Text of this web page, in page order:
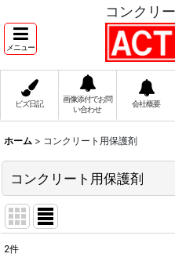
コンクリ
メニュー
ビズ日記
画像添付でお問
い合わせ
会社概要
ホーム > コンクリート用保護剤
コンクリート用保護剤
2件